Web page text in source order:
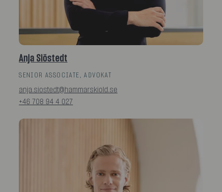
Anja Siöstedt
SENIOR ASSOCIATE, ADVOKAT
anja.siostedt@hammarskiold.se
+46 708 94 4 027